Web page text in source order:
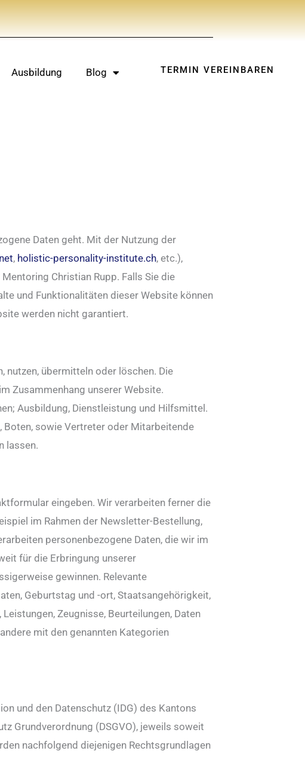
Ausbildung Blog TERMIN VEREINBAREN
Daten geht. Mit der Nutzung der
, holistic-personality-institute.ch, etc.),
Christian Rupp. Falls Sie die
und Funktionalitäten dieser Website können
werden nicht garantiert.
nutzen, übermitteln oder löschen. Die
Zusammenhang unserer Website.
Ausbildung, Dienstleistung und Hilfsmittel.
Boten, sowie Vertreter oder Mitarbeitende
lassen.
eingeben. Wir verarbeiten ferner die
im Rahmen der Newsletter-Bestellung,
personenbezogene Daten, die wir im
für die Erbringung unserer
gewinnen. Relevante
Geburtstag und -ort, Staatsangehörigkeit,
Zeugnisse, Beurteilungen, Daten
mit den genannten Kategorien
und den Datenschutz (IDG) des Kantons
Grundverordnung (DSGVO), jeweils soweit
nachfolgend diejenigen Rechtsgrundlagen